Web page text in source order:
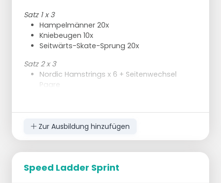
Satz 1 x 3
Hampelmänner 20x
Kniebeugen 10x
Seitwärts-Skate-Sprung 20x
Satz 2 x 3
Nordic Hamstrings x 6 + Seitenwechsel
Paare
Satz 3 x 3
Einbeinige Push-Paare 30 Sekunden
sich gegenseitig heraus
Plank 1 Minute
Zur Ausbildung hinzufügen
Speed Ladder Sprint